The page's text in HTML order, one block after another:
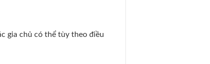
gia chủ có thể tùy theo điều